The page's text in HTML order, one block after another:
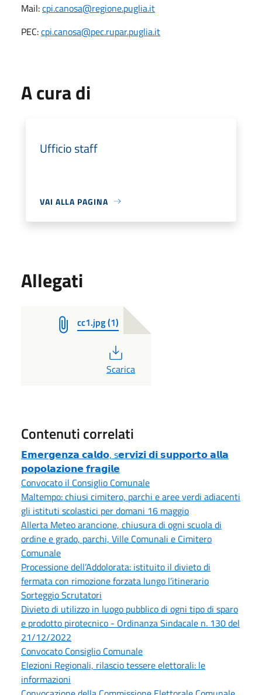
Mail:cpi.canosa@regione.puglia.it
PEC:cpi.canosa@pec.rupar.puglia.it
A cura di
Ufficio staff
VAI ALLA PAGINA
Allegati
cc1.jpg (1)
PDF
Scarica
Contenuti correlati
𝗘𝗺𝗲𝗿𝗴𝗲𝗻𝘇𝗮 𝗰𝗮𝗹𝗱𝗼, s𝗲𝗿𝘃𝗶𝘇𝗶 𝗱𝗶 𝘀𝘂𝗽𝗽𝗼𝗿𝘁𝗼 𝗮𝗹𝗹𝗮
𝗽𝗼𝗽𝗼𝗹𝗮𝘇𝗶𝗼𝗻𝗲 𝗳𝗿𝗮𝗴𝗶𝗹𝗲
Convocato il Consiglio Comunale
Maltempo: chiusi cimitero, parchi e aree verdi adiacenti
gli istituti scolastici per domani 16 maggio
Allerta Meteo arancione, chiusura di ogni scuola di
ordine e grado, parchi, Ville Comunali e Cimitero
Comunale
Processione dell’Addolorata: istituito il divieto di
fermata con rimozione forzata lungo l’itinerario
Sorteggio Scrutatori
Divieto di utilizzo in luogo pubblico di ogni tipo di sparo
e prodotto pirotecnico - Ordinanza Sindacale n. 130 del
21/12/2022
Convocato Consiglio Comunale
Elezioni Regionali, rilascio tessere elettorali: le
informazioni